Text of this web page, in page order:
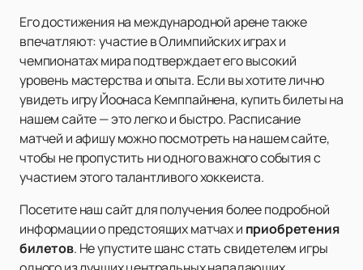
Его достижения на международной арене также
впечатляют: участие в Олимпийских играх и
чемпионатах мира подтверждает его высокий
уровень мастерства и опыта. Если вы хотите лично
увидеть игру Йоонаса Кемппайнена, купить билеты на
нашем сайте — это легко и быстро. Расписание
матчей и афишу можно посмотреть на нашем сайте,
чтобы не пропустить ни одного важного события с
участием этого талантливого хоккеиста.
Посетите наш сайт для получения более подробной
информации о предстоящих матчах и приобретения
билетов. Не упустите шанс стать свидетелем игры